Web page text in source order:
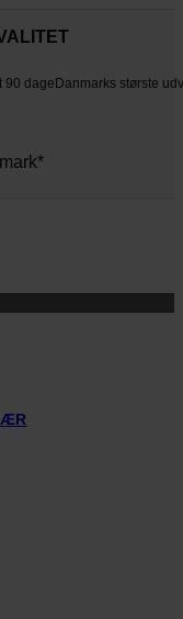
90 dage Danmarks største